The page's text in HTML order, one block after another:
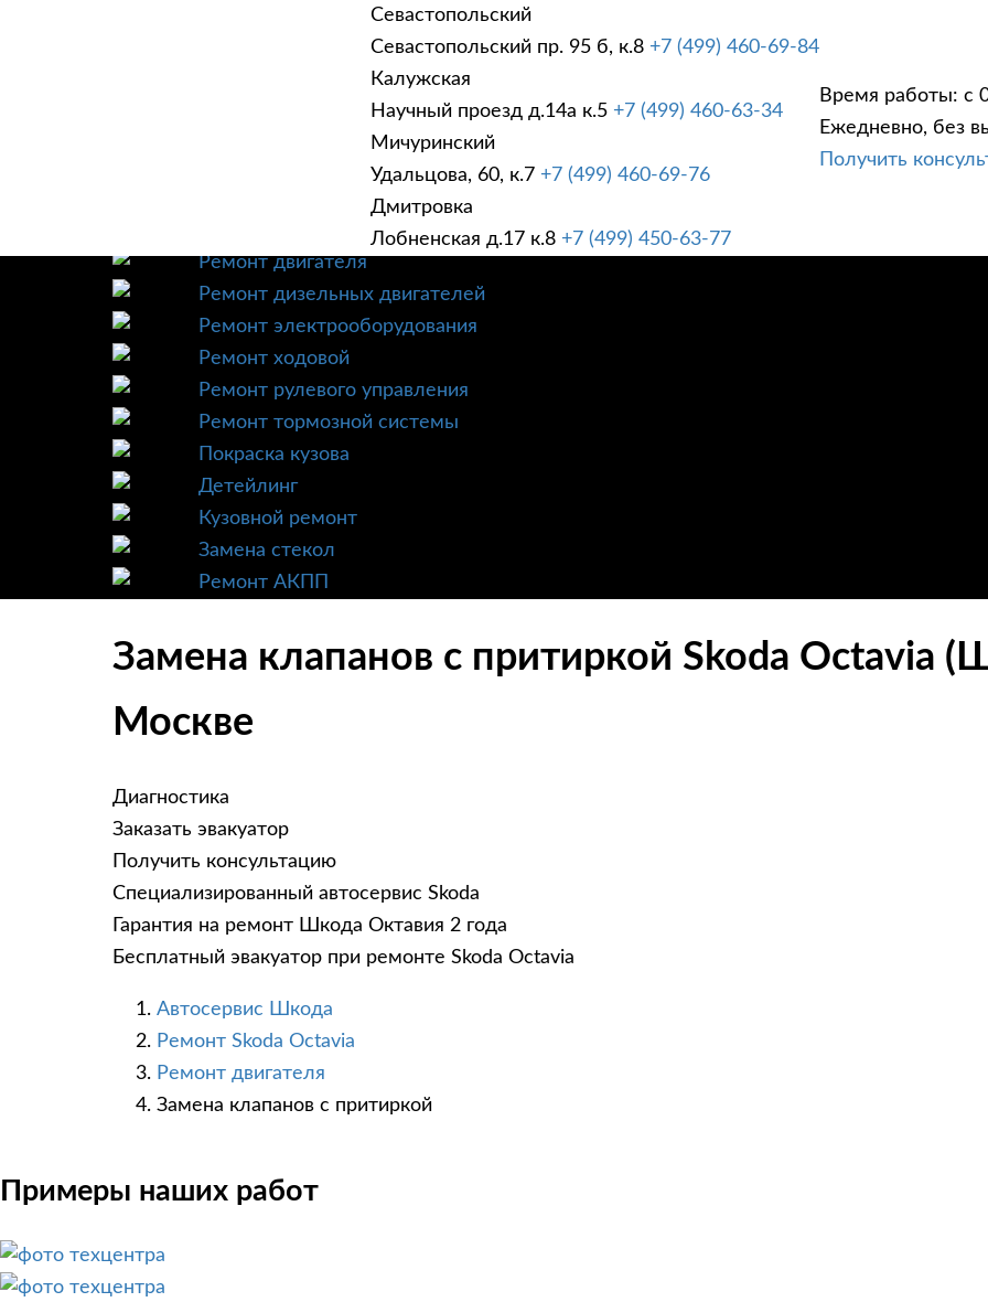
Севастопольский
Севастопольский пр. 95 б, к.8 +7 (499) 460-69-84
Калужская
Научный проезд д.14а к.5 +7 (499) 460-63-34
Мичуринский
Удальцова, 60, к.7 +7 (499) 460-69-76
Дмитровка
Лобненская д.17 к.8 +7 (499) 450-63-77
Время работы: с
Ежедневно, без
Получить
УСЛУГИ
Техническое обслуживание
Ремонт трансмиссии
Ремонт двигателя
Ремонт дизельных двигателей
Ремонт электрооборудования
Ремонт ходовой
Ремонт рулевого управления
Ремонт тормозной системы
Покраска кузова
Детейлинг
Кузовной ремонт
Замена стекол
Ремонт АКПП
Замена клапанов с притиркой Skoda Octavia
Москве
Диагностика
Заказать эвакуатор
Получить консультацию
Специализированный автосервис Skoda
Гарантия на ремонт Шкода Октавия 2 года
Бесплатный эвакуатор при ремонте Skoda Octavia
Автосервис Шкода
Ремонт Skoda Octavia
Ремонт двигателя
Замена клапанов с притиркой
Примеры наших работ